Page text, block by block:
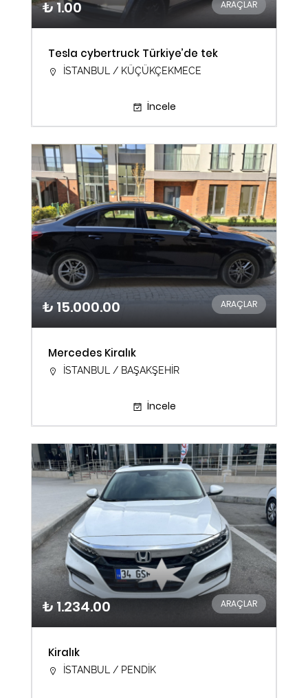
₺ 1.00 ARAÇLAR
Tesla cybertruck Türkiye’de tek
İSTANBUL / KÜÇÜKÇEKMECE
İncele
₺ 15.000.00 ARAÇLAR
Mercedes Kiralık
İSTANBUL / BAŞAKŞEHİR
İncele
₺ 1.234.00 ARAÇLAR
Kiralık
İSTANBUL / PENDİK